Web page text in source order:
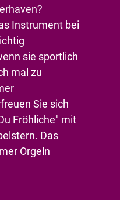
Instrument bei
sie sportlich
mal zu
Sie sich
Fröhliche" mit
Das
Orgeln